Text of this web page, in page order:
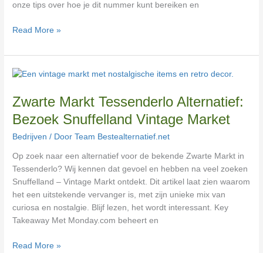
onze tips over hoe je dit nummer kunt bereiken en
Read More »
Zwarte Markt Tessenderlo Alternatief:
Bezoek Snuffelland Vintage Market
Bedrijven / DoorTeam Bestealternatief.net
Op zoek naar een alternatief voor de bekende Zwarte Markt in
Tessenderlo? Wij kennen dat gevoel en hebben na veel zoeken
Snuffelland – Vintage Markt ontdekt. Dit artikel laat zien waarom
het een uitstekende vervanger is, met zijn unieke mix van
curiosa en nostalgie. Blijf lezen, het wordt interessant. Key
Takeaway Met Monday.com beheert en
Zwarte
Tessenderlo
Bezoek
Snuffelland
Read More »